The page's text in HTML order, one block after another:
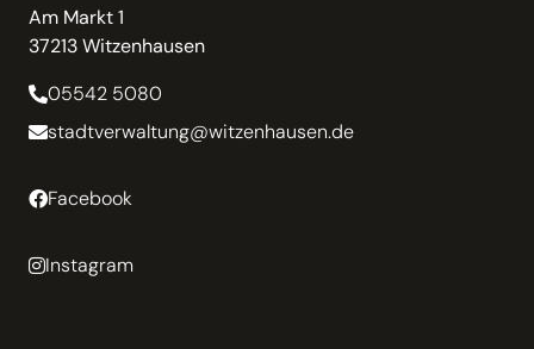
Am Markt 1
37213 Witzenhausen
05542 5080
stadtverwaltung@witzenhausen.de
Facebook
Instagram